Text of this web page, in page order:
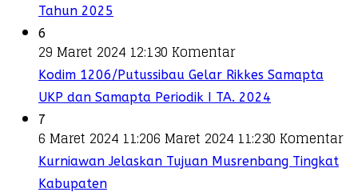
Tahun 2025
6
29 Maret 2024 12:130 Komentar
Kodim 1206/Putussibau Gelar Rikkes Samapta
UKP dan Samapta Periodik I TA. 2024
7
6 Maret 2024 11:206 Maret 2024 11:230 Komentar
Kurniawan Jelaskan Tujuan Musrenbang Tingkat
Kabupaten